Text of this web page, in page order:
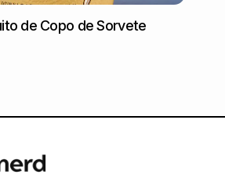
de Copo de Sorvete